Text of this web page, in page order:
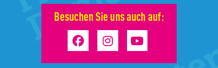
Besuchen Sie uns auch auf: